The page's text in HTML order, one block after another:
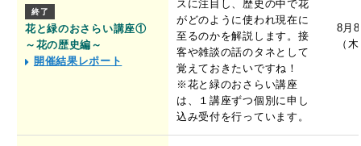
終了
花と緑のおさらい講座①
～花の歴史編～
開催結果レポート
スに注目し、歴史の中で花
がどのように使われ現在に
至るのかを解説します。接
客や雑談の話のタネとして
覚えておきたいですね！
※花と緑のおさらい講座
は、１講座ずつ個別に申し
込み受付を行っています。
8月
（